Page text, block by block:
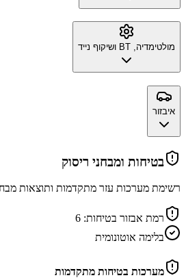
מולטימדיה, BT ושיקוף נייד
איבזור
בטיחות ומבחני ריסוק
רשימת מערכות עזר מתקדמות ותוצאות
רמת אבזור בטיחות: 6
בלימה אוטונומית
מערכות בטיחות מתקדמות